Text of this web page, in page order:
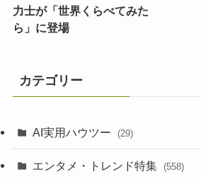
力士が「世界くらべてみた
ら」に登場
カテゴリー
AI実用ハウツー (29)
エンタメ・トレンド特集 (558)